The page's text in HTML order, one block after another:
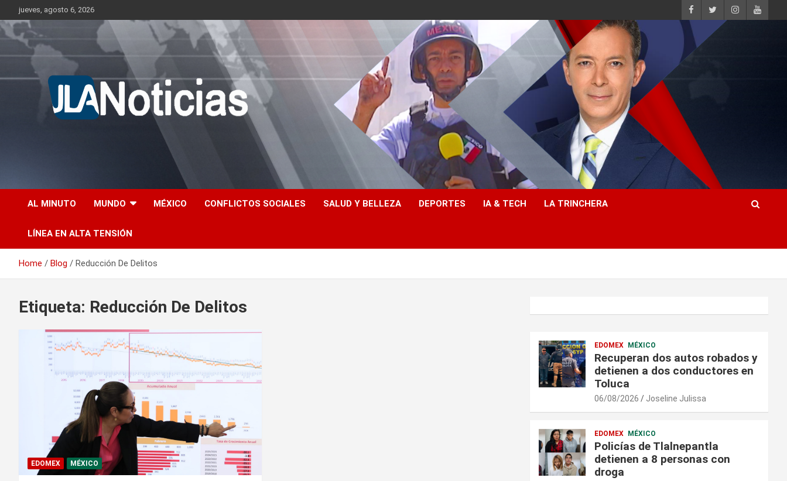
to
content
jueves, agosto 6, 2026
Jlanoticias
AL MINUTO MUNDO MÉXICO CONFLICTOS SOCIALES SALUD Y BELLEZA DEPORTES IA & TECH LA TRINCHERA
LÍNEA EN ALTA TENSIÓN
Home Blog Reducción De Delitos
Etiqueta: Reducción De Delitos
EDOMEX MÉXICO
EDOMEX MÉXICO
Recuperan dos autos robados y
detienen a dos conductores en
Toluca
06/08/2026 Joseline Julissa
EDOMEX MÉXICO
Policías de Tlalnepantla
detienen a 8 personas con
droga